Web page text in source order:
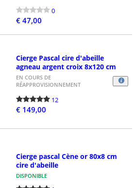
0
€ 47,00
Cierge Pascal cire d'abeille
agneau argent croix 8x120 cm
EN COURS DE
RÉAPPROVISIONNEMENT
12
€ 149,00
Cierge pascal Cène or 80x8 cm
cire d'abeille
DISPONIBLE